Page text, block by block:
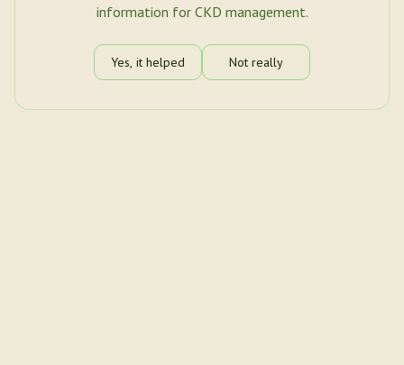
information for CKD management.
Yes, it helped Not really